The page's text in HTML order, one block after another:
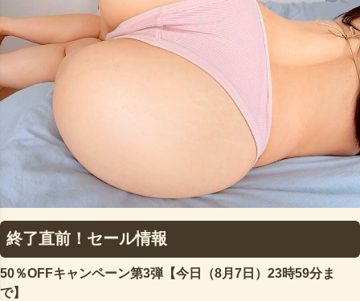
終了直前！セール情報
50％OFFキャンペーン第3弾【今日（8月7日）23時59分ま
で】